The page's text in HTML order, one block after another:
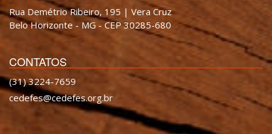
Rua Demétrio Ribeiro, 195 | Vera Cruz
Belo Horizonte - MG - CEP 30285-680
CONTATOS
(31) 3224-7659
cedefes@cedefes.org.br